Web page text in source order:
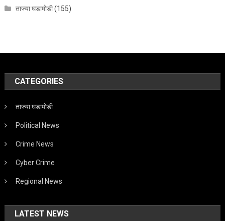
ताज्या घडामोडी(155)
CATEGORIES
ताज्या घडामोडी
Political News
Crime News
Cyber Crime
Regional News
LATEST NEWS